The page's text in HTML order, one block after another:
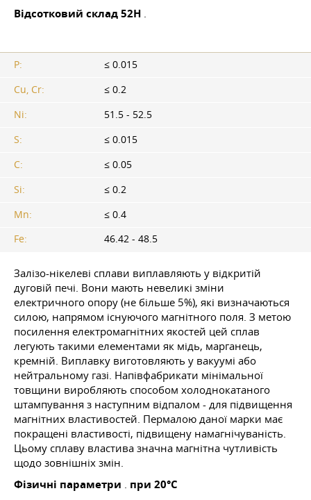
Відсотковий склад 52Н .
P:
≤ 0.015
Cu, Cr:
≤ 0.2
Ni:
51.5 - 52.5
S:
≤ 0.015
C:
≤ 0.05
Si:
≤ 0.2
Mn:
≤ 0.4
Fe:
46.42 - 48.5
Залізо-нікелеві сплави виплавляють у відкритій
дуговій печі. Вони мають невеликі зміни
електричного опору (не більше 5%), які визначаються
силою, напрямом існуючого магнітного поля. З метою
посилення електромагнітних якостей цей сплав
легують такими елементами як мідь, марганець,
кремній. Виплавку виготовляють у вакуумі або
нейтральному газі. Напівфабрикати мінімальної
товщини виробляють способом холоднокатаного
штампування з наступним відпалом - для підвищення
магнітних властивостей. Пермалою даної марки має
покращені властивості, підвищену намагнічуваність.
Цьому сплаву властива значна магнітна чутливість
щодо зовнішніх змін.
Фізичні параметри . при 20°C